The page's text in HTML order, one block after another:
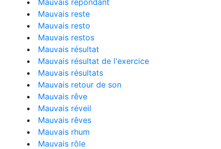
Mauvais répondant
Mauvais reste
Mauvais resto
Mauvais restos
Mauvais résultat
Mauvais résultat de l'exercice
Mauvais résultats
Mauvais retour de son
Mauvais rêve
Mauvais réveil
Mauvais rêves
Mauvais rhum
Mauvais rôle